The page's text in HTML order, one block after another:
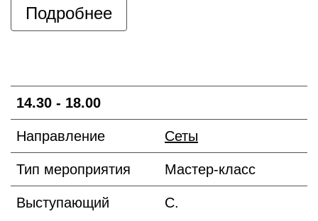
Подробнее
14.30 - 18.00
Направление Сеты
Тип мероприятия Мастер-класс
Выступающий С.